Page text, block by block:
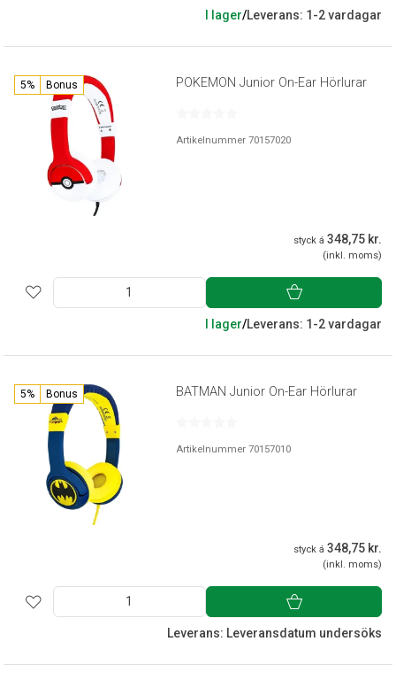
I lager/Leverans: 1-2 vardagar
5% Bonus POKEMON Junior On-Ear Hörlurar
Artikelnummer 70157020
styck á 348,75 kr.
(inkl. moms)
I lager/Leverans: 1-2 vardagar
5% Bonus BATMAN Junior On-Ear Hörlurar
Artikelnummer 70157010
styck á 348,75 kr.
(inkl. moms)
Leverans: Leveransdatum undersöks